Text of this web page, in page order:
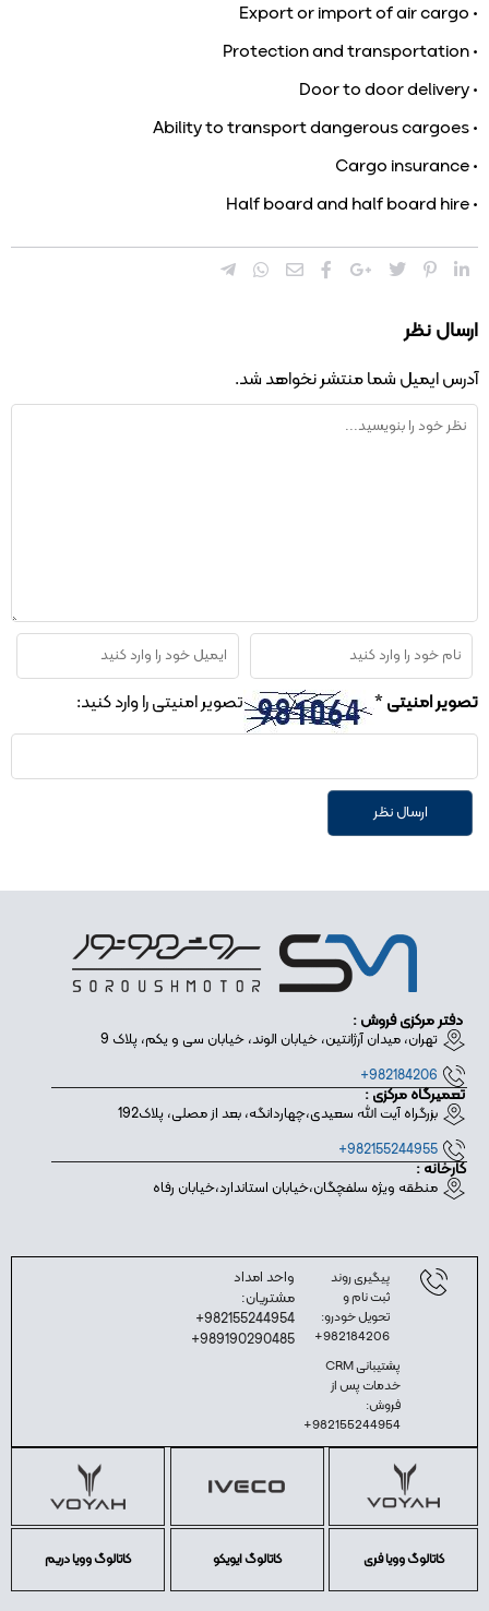
• Export or import of air cargo
• Protection and transportation
• Door to door delivery
• Ability to transport dangerous cargoes
• Cargo insurance
• Half board and half board hire
ارسال نظر
آدرس ایمیل شما منتشر نخواهد شد.
تصویر امنیتی* تصویر امنیتی را وارد کنید:
دفتر مرکزی فروش :
تهران، میدان آرژانتین، خیابان الوند، خیابان سی و یکم، پلاک 9
982184206+
تعمیرگاه مرکزی :
بزرگراه آیت الله سعیدی،چهاردانگه، بعد از مصلی، پلاک192
982155244955+
کارخانه :
منطقه ویژه سلفچگان،خیابان استاندارد،خیابان رفاه
پیگیری روند
ثبت نام و
تحویل خودرو:
982184206+
پشتیبانی CRM
خدمات پس از
فروش:
982155244954+
واحد امداد
مشتریان:
982155244954+
989190290485+
کاتالوگ وویا فری کاتالوگ ایویکو کاتالوگ وویا دریم